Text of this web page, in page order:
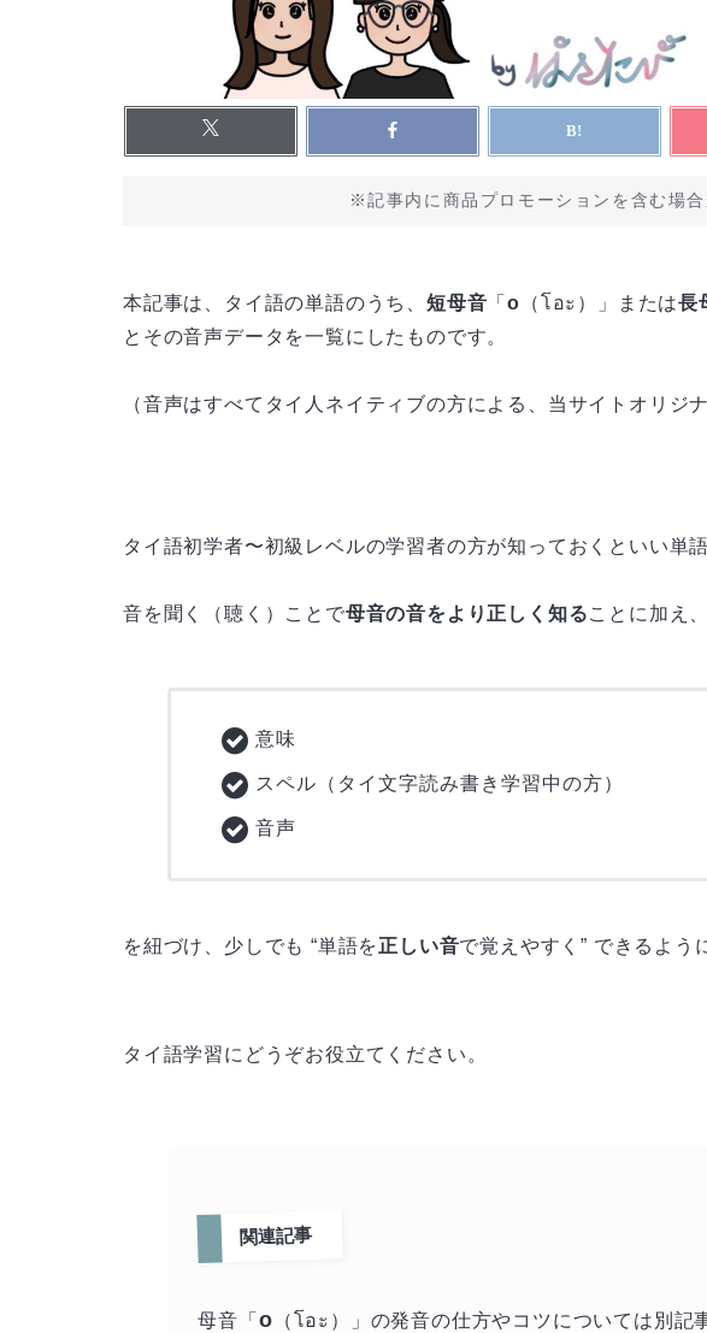
※記事内に商品プロモーションを含む場合
本記事は、タイ語の単語のうち、 短母音 「o （โอะ）」または長
とその音声データを一覧にしたものです。
（音声はすべてタイ人ネイティブの方による、当サイトオリジ
タイ語初学者〜初級レベルの学習者の方が知っておくといい単
音を聞く（聴く）ことで母音の音をより正しく知ることに加え
意味
スペル（タイ文字読み書き学習中の方）
音声
を紐づけ、少しでも “単語を正しい音で覚えやすく” できるよう
タイ語学習にどうぞお役立てください。
関連記事
母音「 o （โอะ）」の発音の仕方やコツについては別記